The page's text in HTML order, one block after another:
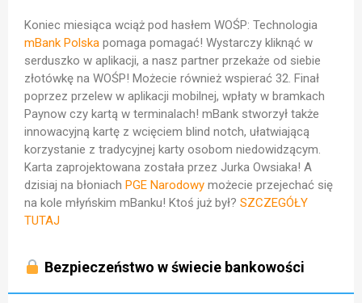
Koniec miesiąca wciąż pod hasłem WOŚP: Technologia
mBank Polska pomaga pomagać! Wystarczy kliknąć w
serduszko w aplikacji, a nasz partner przekaże od siebie
złotówkę na WOŚP! Możecie również wspierać 32. Finał
poprzez przelew w aplikacji mobilnej, wpłaty w bramkach
Paynow czy kartą w terminalach! mBank stworzył także
innowacyjną kartę z wcięciem blind notch, ułatwiającą
korzystanie z tradycyjnej karty osobom niedowidzącym.
Karta zaprojektowana została przez Jurka Owsiaka! A
dzisiaj na błoniach PGE Narodowy możecie przejechać się
na kole młyńskim mBanku! Ktoś już był? SZCZEGÓŁY
TUTAJ
Bezpieczeństwo w świecie bankowości